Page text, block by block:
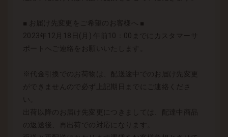
■ お届け先変更をご希望のお客様へ ■
2023年12月18日(月) 午前10：00までにカスタマーサ
ポートへご連絡をお願いいたします。
※代金引換でのお荷物は、配送途中でのお届け先変更
ができませんので必ず上記期日までにご連絡くださ
出荷以降のお届け先変更につきましては、配達中商品
の返送後、再出荷での対応になります。